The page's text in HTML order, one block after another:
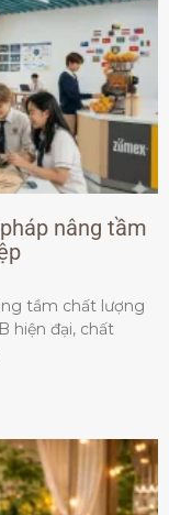
nâng tầm
tầm chất lượng
hiện đại, chất